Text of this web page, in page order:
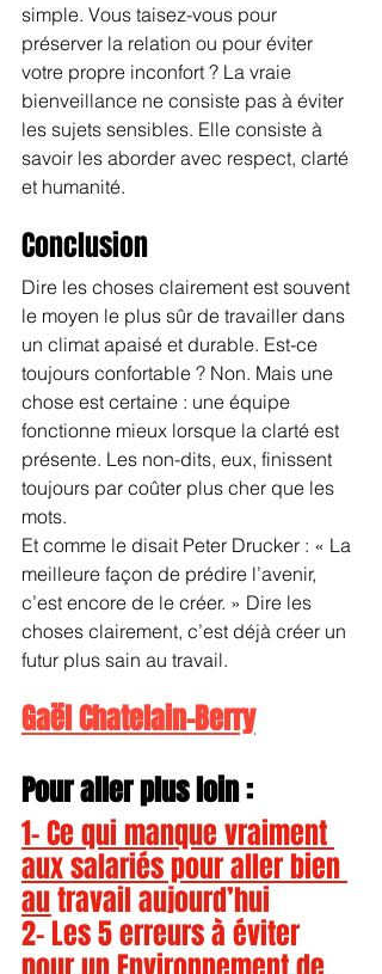
simple. Vous taisez-vous pour
préserver la relation ou pour éviter
votre propre inconfort ? La vraie
bienveillance ne consiste pas à éviter
les sujets sensibles. Elle consiste à
savoir les aborder avec respect, clarté
et humanité.
Conclusion
Dire les choses clairement est souvent
le moyen le plus sûr de travailler dans
un climat apaisé et durable. Est-ce
toujours confortable ? Non. Mais une
chose est certaine : une équipe
fonctionne mieux lorsque la clarté est
présente. Les non-dits, eux, finissent
toujours par coûter plus cher que les
mots.
Et comme le disait Peter Drucker : « La
meilleure façon de prédire l’avenir,
c’est encore de le créer. » Dire les
choses clairement, c’est déjà créer un
futur plus sain au travail.
Gaël Chatelain-Berry
Pour aller plus loin :
1- Ce qui manque vraiment
aux salariés pour aller bien
au travail aujourd’hui
2- Les 5 erreurs à éviter